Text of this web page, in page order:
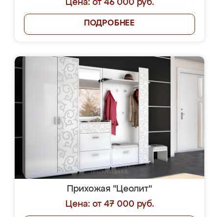
Цена: от 46 000 руб.
ПОДРОБНЕЕ
Прихожая "Цеолит"
Цена: от 47 000 руб.